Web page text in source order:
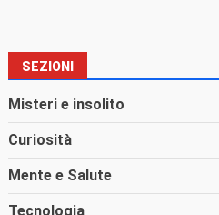
SEZIONI
Misteri e insolito
Curiosità
Mente e Salute
Tecnologia